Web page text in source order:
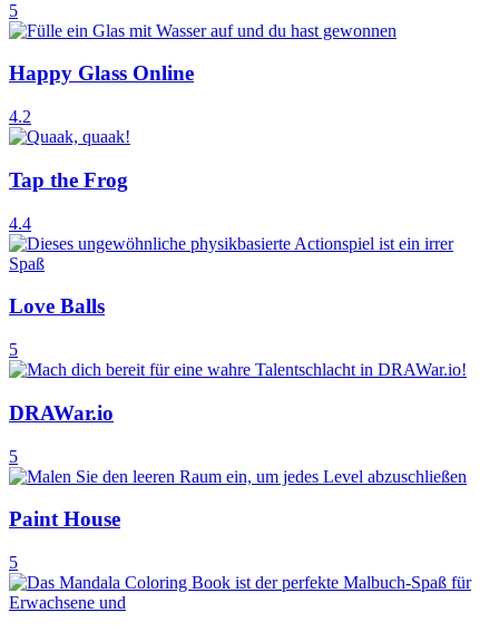
5
Happy Glass Online
4.2
Tap the Frog
4.4
Love Balls
5
DRAWar.io
5
Paint House
5